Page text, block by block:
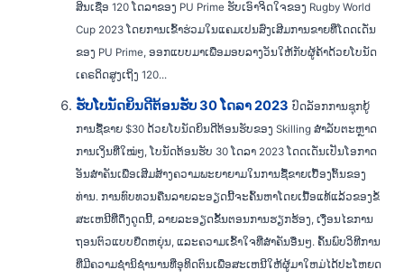
ສິນເຊື່ອ 120 ໂດລາຂອງ PU Prime ຮັບເອົາຈິດໃຈຂອງ Rugby World
Cup 2023 ໂດຍການເຂົ້າຮ່ວມໃນແຄມເປນສົ່ງເສີມການຂາຍທີ່ໂດດເດັ່ນ
ຂອງ PU Prime, ອອກແບບມາເພື່ອມອບລາງວັນໃຫ້ກັບຜູ້ຄ້າດ້ວຍໂບນັດ
ເຄຣດິດສູງເຖິງ 120...
ຮັບໂບນັດຍິນດີຕ້ອນຮັບ 30 ໂດລາ 2023 ປົດລັອກການຊຸກຍູ້
ການຊື້ຂາຍ $30 ດ້ວຍໂບນັດຍິນດີຕ້ອນຮັບຂອງ Skilling ສຳລັບຕະຫຼາດ
ການເງິນທີ່ໃໝ່ໆ, ໂບນັດຕ້ອນຮັບ 30 ໂດລາ 2023 ໂດດເດັ່ນເປັນໂອກາດ
ອັນສຳຄັນເພື່ອເສີມສ້າງຄວາມພະຍາຍາມໃນການຊື້ຂາຍເບື້ອງຕົ້ນຂອງ
ທ່ານ. ການທົບທວນຄືນລາຍລະອຽດນີ້ຈະຄົ້ນຫາໂດຍເນື້ອແທ້ແລ້ວຂອງຂໍ້
ສະເຫນີທີ່ດຶງດູດນີ້, ລາຍລະອຽດຂັ້ນຕອນການຮຽກຮ້ອງ, ເງື່ອນໄຂການ
ຖອນຕົວແບບຍືດຫຍຸ່ນ, ແລະຄວາມເຂົ້າໃຈທີ່ສໍາຄັນອື່ນໆ. ຄົ້ນພົບວິທີການ
ທີ່ມີຄວາມຊໍານິຊໍານານທີ່ອຸທິດຕົນເພື່ອສະເຫນີໃຫ້ຜູ້ມາໃຫມ່ໄດ້ປະໂຫຍດ